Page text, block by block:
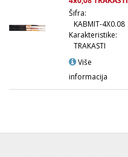
Šifra:
KABMIT-4X0.08
Karakteristike:
TRAKASTI
Više
informacija